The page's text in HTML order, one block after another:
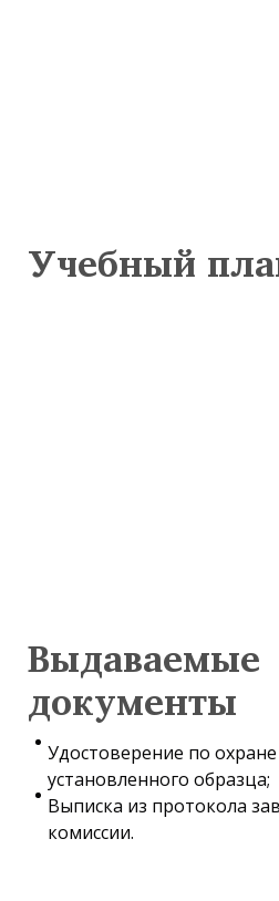
Учебный
Выдаваемые
документы
Удостоверение по
установленного образца;
Выписка из протокола
комиссии.